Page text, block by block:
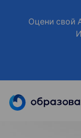
Оцени свой